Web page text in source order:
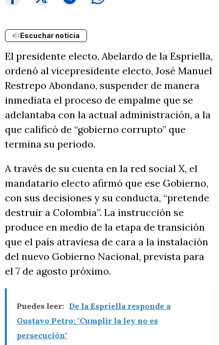
Escuchar noticia
El presidente electo, Abelardo de la Espriella,
ordenó al vicepresidente electo, José Manuel
Restrepo Abondano, suspender de manera
inmediata el proceso de empalme que se
adelantaba con la actual administración, a la
que calificó de “gobierno corrupto” que
termina su periodo.
A través de su cuenta en la red social X, el
mandatario electo afirmó que ese Gobierno,
con sus decisiones y su conducta, “pretende
destruir a Colombia”. La instrucción se
produce en medio de la etapa de transición
que el país atraviesa de cara a la instalación
del nuevo Gobierno Nacional, prevista para
el 7 de agosto próximo.
Puedes leer: De la Espriella responde a
Gustavo Petro: "Cumplir la ley no es
persecución"